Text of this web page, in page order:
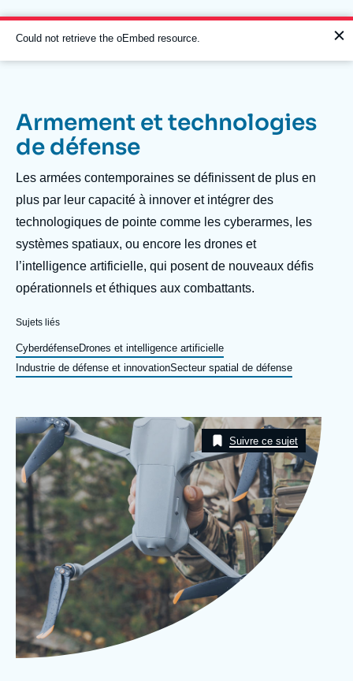
au
contenu
principal
Navigation
principale
Analyses
Événements
Se connecter
À propos de l'Ifri
L'Ifri en bref
Recherches fréquentes
Proche-Orient
Message
d'erreur
Could not retrieve the oEmbed resource.
Armement et technologies
de défense
Description
Les armées contemporaines se définissent de plus en
plus par leur capacité à innover et intégrer des
technologiques de pointe comme les cyberarmes, les
systèmes spatiaux, ou encore les drones et
l’intelligence artificielle, qui posent de nouveaux défis
opérationnels et éthiques aux combattants.
Sujets liés
CyberdéfenseDrones et intelligence artificielle
Industrie de défense et innovationSecteur spatial de défense
Image
Taxonomie
Suivre ce sujet